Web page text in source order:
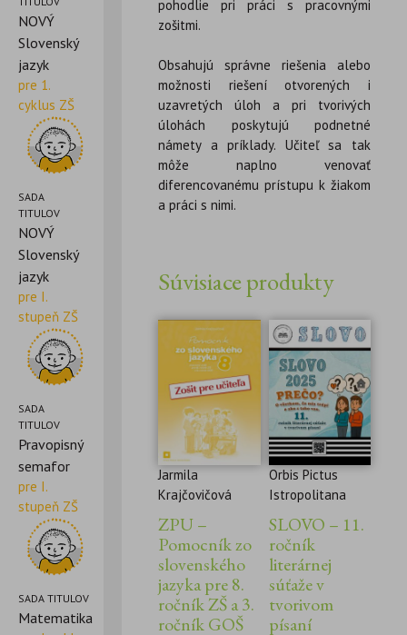
NOVÝ
Slovenský
jazyk
pre 1.
cyklus ZŠ
SADA
TITULOV
NOVÝ
Slovenský
jazyk
pre I.
stupeň ZŠ
SADA
TITULOV
Pravopisný
semafor
pre I.
stupeň ZŠ
SADA TITULOV
Matematika
pohodlie pri práci s pracovnými
zošitmi.
Obsahujú správne riešenia alebo
možnosti riešení otvorených i
uzavretých úloh a pri tvorivých
úlohách poskytujú podnetné
námety a príklady. Učiteľ sa tak
môže naplno venovať
diferencovanému prístupu k žiakom
a práci s nimi.
Súvisiace produkty
Jarmila
Krajčovičová
ZPU –
Pomocník zo
slovenského
jazyka pre 8.
ročník ZŠ a 3.
ročník GOŠ
Orbis Pictus
Istropolitana
SLOVO – 11.
ročník
literárnej
súťaže v
tvorivom
písaní